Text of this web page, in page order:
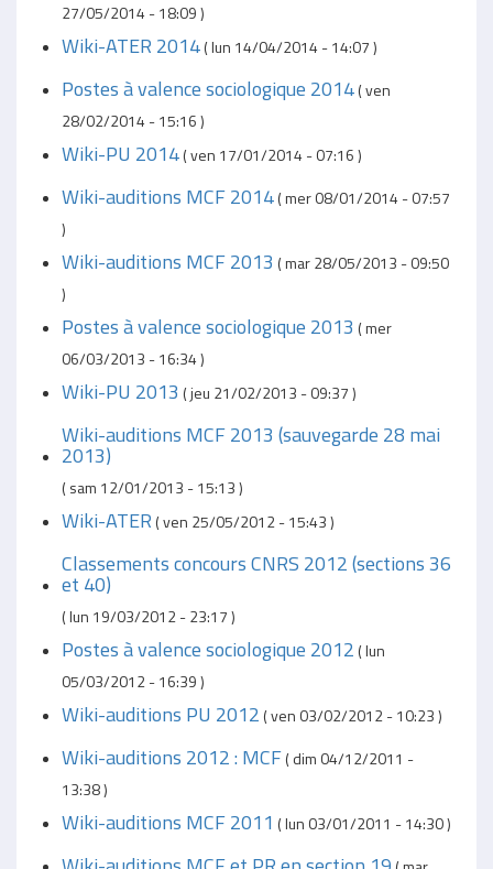
27/05/2014 - 18:09)
Wiki-ATER 2014(lun 14/04/2014 - 14:07)
Postes à valence sociologique 2014(ven
28/02/2014 - 15:16)
Wiki-PU 2014(ven 17/01/2014 - 07:16)
Wiki-auditions MCF 2014(mer 08/01/2014 - 07:57
)
Wiki-auditions MCF 2013 (mar 28/05/2013 - 09:50
)
Postes à valence sociologique 2013 (mer
06/03/2013 - 16:34)
Wiki-PU 2013 (jeu 21/02/2013 - 09:37)
Wiki-auditions MCF 2013 (sauvegarde 28 mai
2013)
(sam 12/01/2013 - 15:13)
Wiki-ATER (ven 25/05/2012 - 15:43)
Classements concours CNRS 2012 (sections 36
et 40)
(lun 19/03/2012 - 23:17)
Postes à valence sociologique 2012 (lun
05/03/2012 - 16:39)
Wiki-auditions PU 2012 (ven 03/02/2012 - 10:23)
Wiki-auditions 2012 : MCF(dim 04/12/2011 -
13:38)
Wiki-auditions MCF 2011 (lun 03/01/2011 - 14:30)